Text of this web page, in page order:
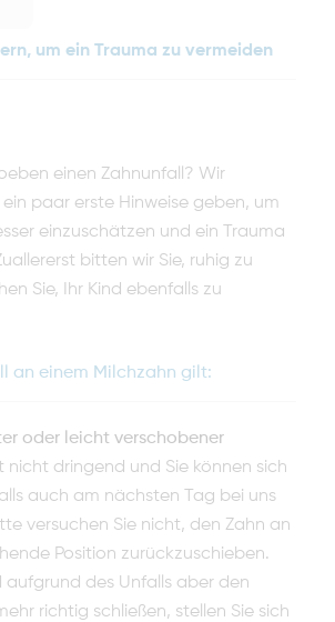
um ein Trauma zu vermeiden
einen Zahnunfall? Wir
paar erste Hinweise geben, um
einzuschätzen und ein Trauma
bitten wir Sie, ruhig zu
Sie, Ihr Kind ebenfalls zu
an einem Milchzahn gilt:
oder leicht verschobener
nicht dringend und Sie können sich
auch am nächsten Tag bei uns
versuchen Sie nicht, den Zahn an
Position zurückzuschieben.
aufgrund des Unfalls aber den
richtig schließen, stellen Sie sich